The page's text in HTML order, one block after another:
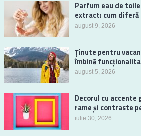
Parfum eau de
extract: cum
august 9, 2026
Ținute pentru
îmbină
august 5, 2026
Decorul cu
rame și contraste
iulie 30, 2026